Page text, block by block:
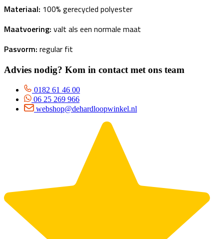
Materiaal: 100% gerecycled polyester
Maatvoering: valt als een normale maat
Pasvorm: regular fit
Advies nodig? Kom in contact met ons team
0182 61 46 00
06 25 269 966
webshop@dehardloopwinkel.nl